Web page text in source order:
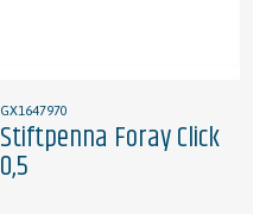
GX1647970
Stiftpenna Foray Click
0,5